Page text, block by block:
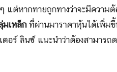
แต่หากทายถูกทางว่าจะมีความ
มเหล็ก ที่ผ่านมาราคาหุ้นได้เพิ่ม
ตอร์ ลินซ์ แนะนำว่าต้องสามาร